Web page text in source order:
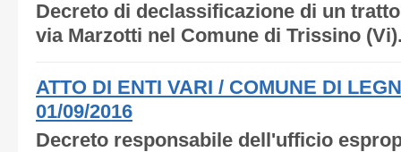
Decreto di declassificazione di un
via Marzotti nel Comune di Trissino
ATTO DI ENTI VARI / COMUNE DI
01/09/2016
Decreto responsabile dell'ufficio